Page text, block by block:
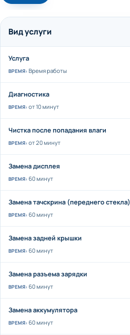
Вид услуги
Услуга
Время работы
Диагностика
от 10 минут
Чистка после попадания влаги
от 20 минут
Замена дисплея
60 минут
Замена тачскрина (переднего стекла)
60 минут
Замена задней крышки
60 минут
Замена разъема зарядки
60 минут
Замена аккумулятора
60 минут